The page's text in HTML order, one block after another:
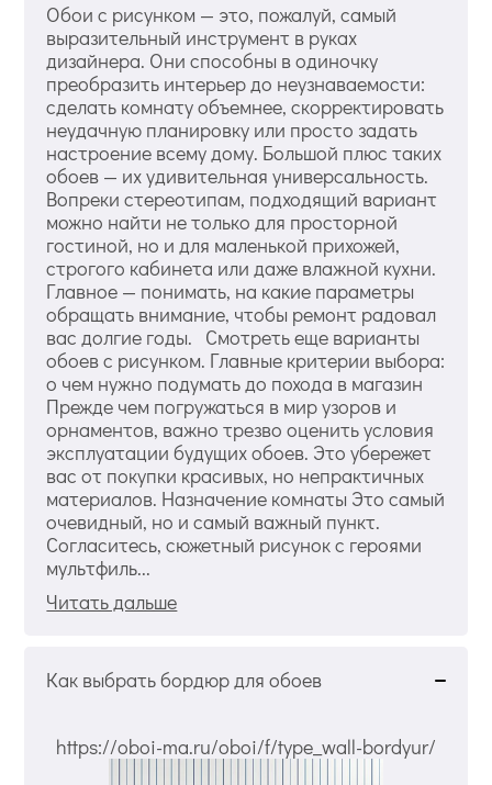
Обои с рисунком — это, пожалуй, самый
выразительный инструмент в руках
дизайнера. Они способны в одиночку
преобразить интерьер до неузнаваемости:
сделать комнату объемнее, скорректировать
неудачную планировку или просто задать
настроение всему дому. Большой плюс таких
обоев — их удивительная универсальность.
Вопреки стереотипам, подходящий вариант
можно найти не только для просторной
гостиной, но и для маленькой прихожей,
строгого кабинета или даже влажной кухни.
Главное — понимать, на какие параметры
обращать внимание, чтобы ремонт радовал
вас долгие годы. Смотреть еще варианты
обоев с рисунком. Главные критерии выбора:
о чем нужно подумать до похода в магазин
Прежде чем погружаться в мир узоров и
орнаментов, важно трезво оценить условия
эксплуатации будущих обоев. Это убережет
вас от покупки красивых, но непрактичных
материалов. Назначение комнаты Это самый
очевидный, но и самый важный пункт.
Согласитесь, сюжетный рисунок с героями
мультфиль...
Читать дальше
Как выбрать бордюр для обоев
https://oboi-ma.ru/oboi/f/type_wall-bordyur/